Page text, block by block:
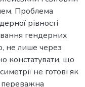
Проблема
рівності
гендерних
не лише через
констатувати, що
не готові як
переважна